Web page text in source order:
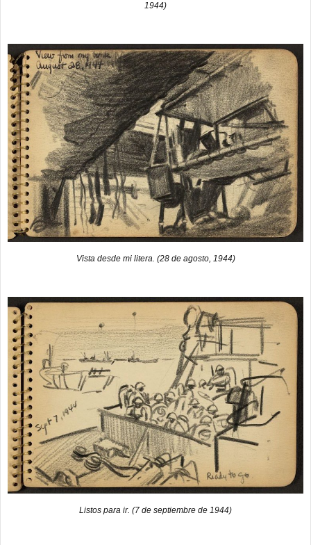
1944)
Vista desde mi litera. (28 de agosto, 1944)
Listos para ir. (7 de septiembre de 1944)